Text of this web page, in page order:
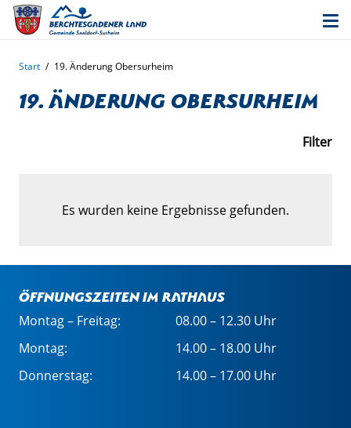
Start / 19. Änderung Obersurheim
19. Änderung Obersurheim
Filter
Es wurden keine Ergebnisse gefunden.
Öffnungszeiten im Rathaus
Montag – Freitag:
08.00 – 12.30 Uhr
Montag:
14.00 – 18.00 Uhr
Donnerstag:
14.00 – 17.00 Uhr